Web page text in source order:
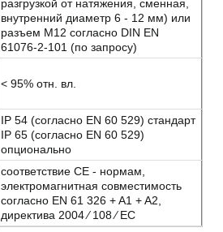
разгрузкой от натяжения, сменная,
внутренний диаметр 6 - 12 мм) или
разъем M12 согласно DIN EN
61076-2-101 (по запросу)
< 95% отн. вл.
IP 54 (согласно EN 60 529) стандарт
IP 65 (согласно EN 60 529)
опционально
соответствие CE - нормам,
электромагнитная совместимость
согласно EN 61 326 + A1 + A2,
директива 2004 ⁄ 108 ⁄ EC